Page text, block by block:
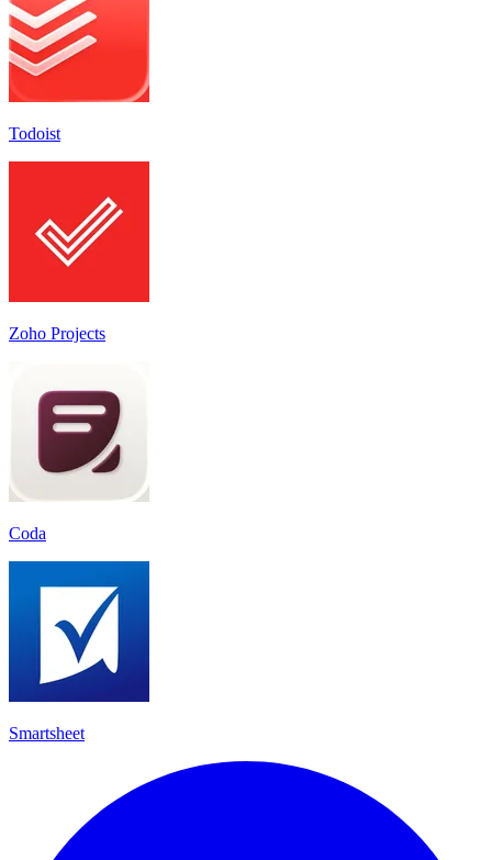
Todoist
Zoho Projects
Coda
Smartsheet